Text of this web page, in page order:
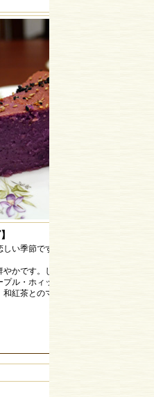
い季節です。南房総産の紫いもを使
かです。しっとり・クリーミーな生
ル・ホィップクリームが爽やかさを
紅茶とのマッチングがＧｏｏｄ♪